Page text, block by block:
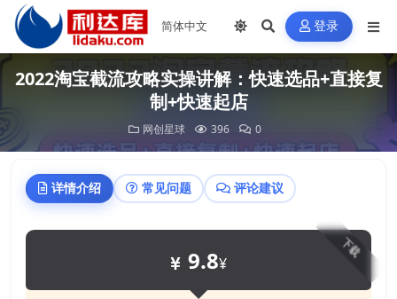
登录
2022淘宝截流攻略实操讲解：快速选品+直接复
制+快速起店
网创星球 396 0
详情介绍 常见问题 评论建议
下载
9.8¥